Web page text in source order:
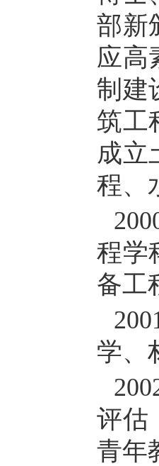
部新
应高
制建
筑工
成立
程、
程学
备工
学、
评估
青年